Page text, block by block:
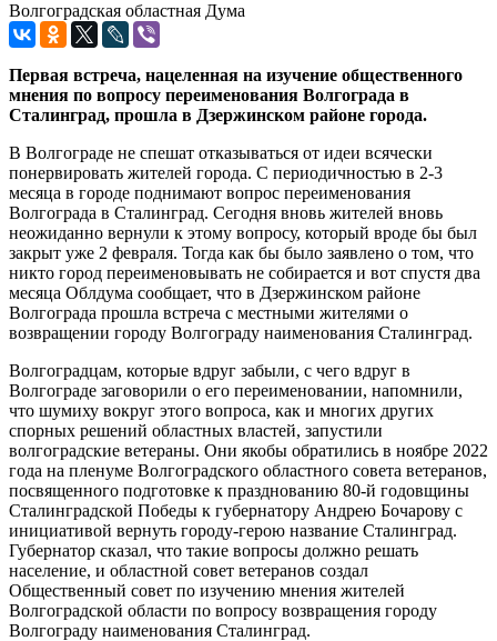
Волгоградская областная Дума
Первая встреча, нацеленная на изучение общественного
мнения по вопросу переименования Волгограда в
Сталинград, прошла в Дзержинском районе города.
В Волгограде не спешат отказываться от идеи всячески
понервировать жителей города. С периодичностью в 2-3
месяца в городе поднимают вопрос переименования
Волгограда в Сталинград. Сегодня вновь жителей вновь
неожиданно вернули к этому вопросу, который вроде бы был
закрыт уже 2 февраля. Тогда как бы было заявлено о том, что
никто город переименовывать не собирается и вот спустя два
месяца Облдума сообщает, что в Дзержинском районе
Волгограда прошла встреча с местными жителями о
возвращении городу Волгограду наименования Сталинград.
Волгоградцам, которые вдруг забыли, с чего вдруг в
Волгограде заговорили о его переименовании, напомнили,
что шумиху вокруг этого вопроса, как и многих других
спорных решений областных властей, запустили
волгоградские ветераны. Они якобы обратились в ноябре 2022
года на пленуме Волгоградского областного совета ветеранов,
посвященного подготовке к празднованию 80-й годовщины
Сталинградской Победы к губернатору Андрею Бочарову с
инициативой вернуть городу-герою название Сталинград.
Губернатор сказал, что такие вопросы должно решать
население, и областной совет ветеранов создал
Общественный совет по изучению мнения жителей
Волгоградской области по вопросу возвращения городу
Волгограду наименования Сталинград.